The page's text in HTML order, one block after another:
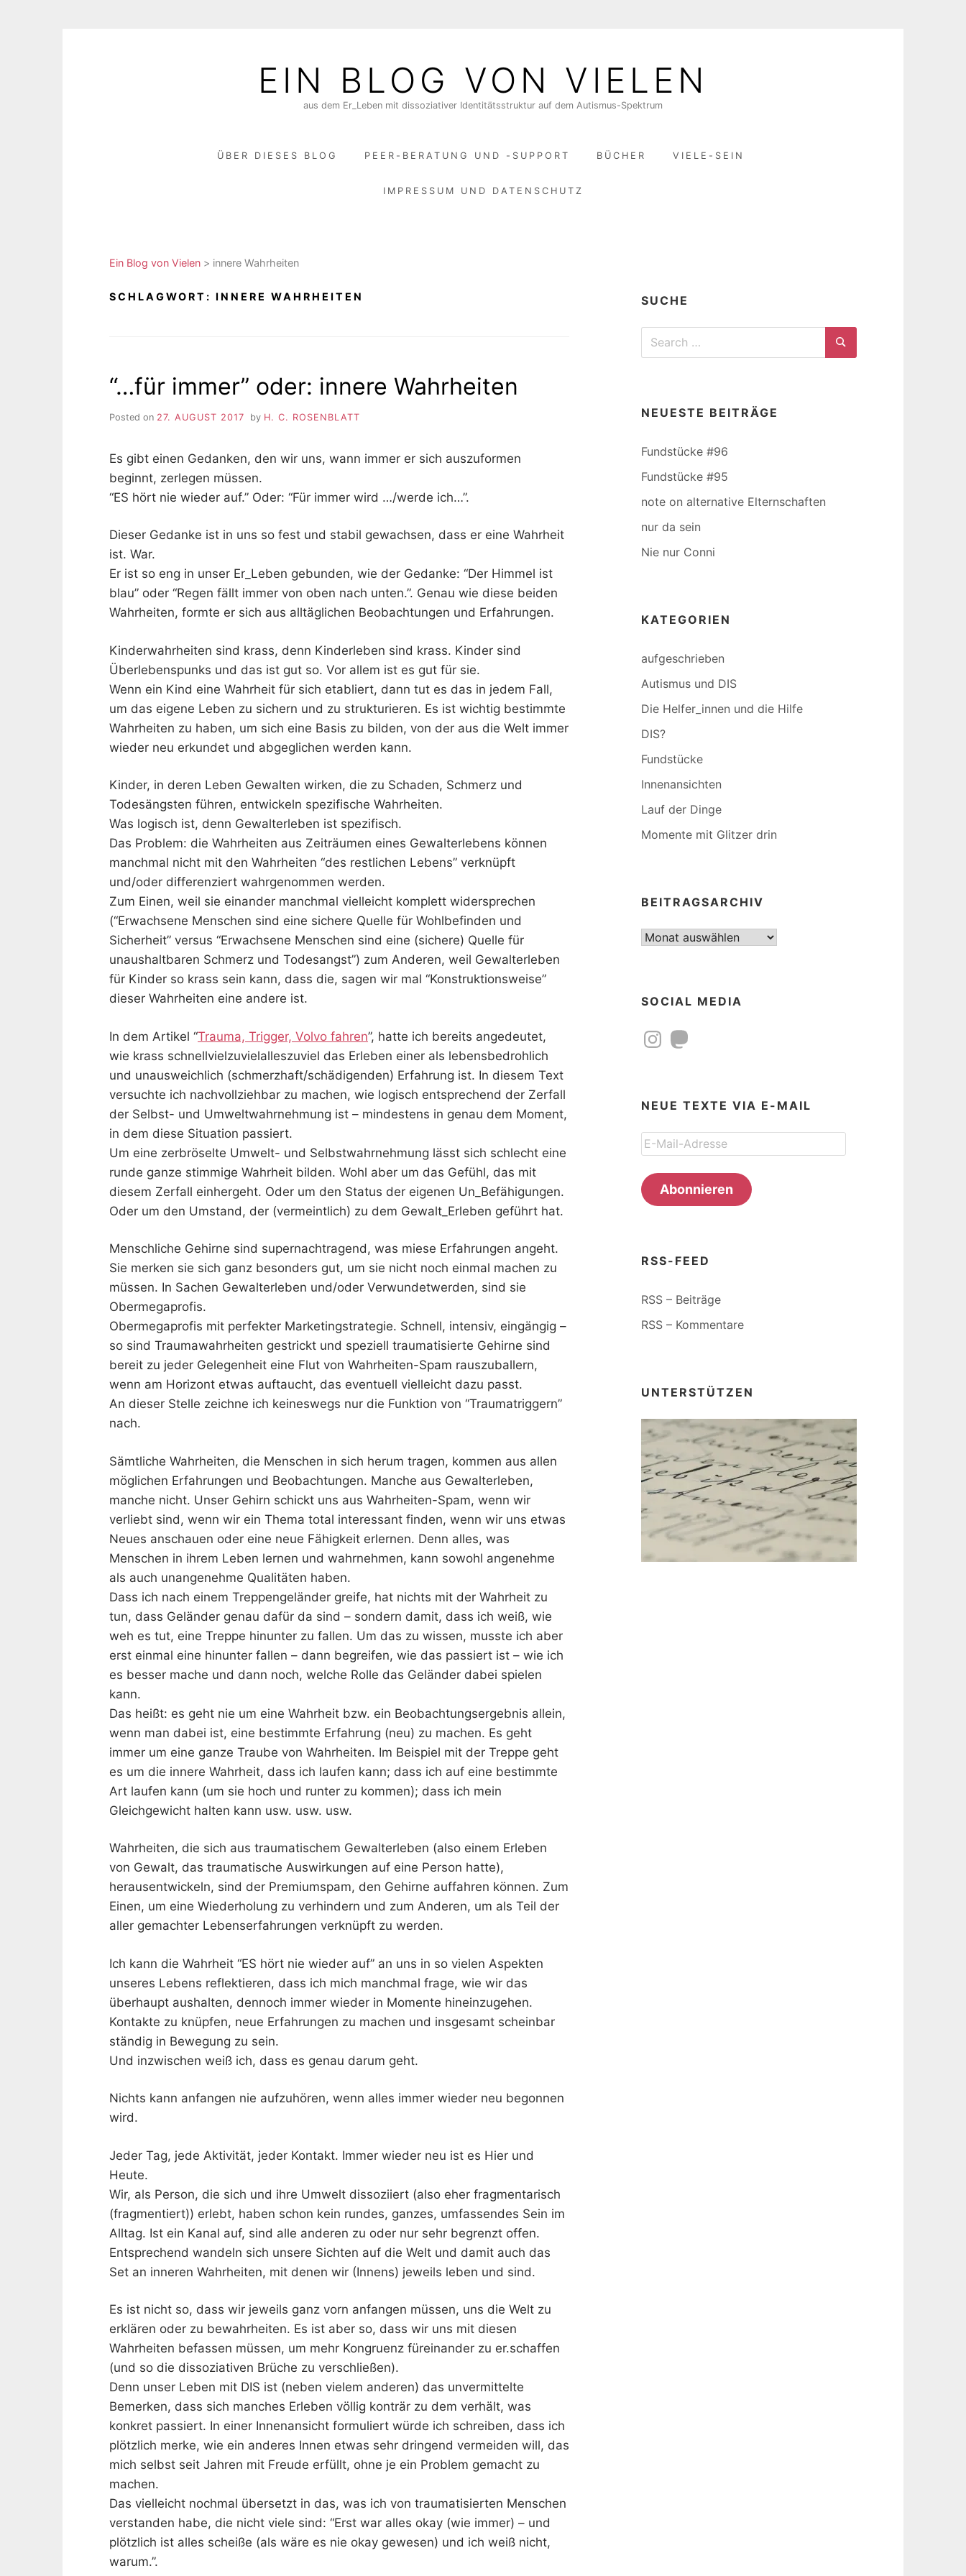
EIN BLOG VON VIELEN
aus dem Er_Leben mit dissoziativer Identitätsstruktur auf dem Autismus-Spektrum
ÜBER DIESES BLOG PEER-BERATUNG UND -SUPPORT BÜCHER VIELE-SEIN
IMPRESSUM UND DATENSCHUTZ
Ein Blog von Vielen > innere Wahrheiten
SCHLAGWORT: INNERE WAHRHEITEN
“…für immer” oder: innere Wahrheiten
Posted on 27. AUGUST 2017 by H. C. ROSENBLATT
Es gibt einen Gedanken, den wir uns, wann immer er sich auszuformen
beginnt, zerlegen müssen.
“ES hört nie wieder auf.” Oder: “Für immer wird …/werde ich…”.
Dieser Gedanke ist in uns so fest und stabil gewachsen, dass er eine Wahrheit
ist. War.
Er ist so eng in unser Er_Leben gebunden, wie der Gedanke: “Der Himmel ist
blau” oder “Regen fällt immer von oben nach unten.”. Genau wie diese beiden
Wahrheiten, formte er sich aus alltäglichen Beobachtungen und Erfahrungen.
Kinderwahrheiten sind krass, denn Kinderleben sind krass. Kinder sind
Überlebenspunks und das ist gut so. Vor allem ist es gut für sie.
Wenn ein Kind eine Wahrheit für sich etabliert, dann tut es das in jedem Fall,
um das eigene Leben zu sichern und zu strukturieren. Es ist wichtig bestimmte
Wahrheiten zu haben, um sich eine Basis zu bilden, von der aus die Welt immer
wieder neu erkundet und abgeglichen werden kann.
Kinder, in deren Leben Gewalten wirken, die zu Schaden, Schmerz und
Todesängsten führen, entwickeln spezifische Wahrheiten.
Was logisch ist, denn Gewalterleben ist spezifisch.
Das Problem: die Wahrheiten aus Zeiträumen eines Gewalterlebens können
manchmal nicht mit den Wahrheiten “des restlichen Lebens” verknüpft
und/oder differenziert wahrgenommen werden.
Zum Einen, weil sie einander manchmal vielleicht komplett widersprechen
(“Erwachsene Menschen sind eine sichere Quelle für Wohlbefinden und
Sicherheit” versus “Erwachsene Menschen sind eine (sichere) Quelle für
unaushaltbaren Schmerz und Todesangst”) zum Anderen, weil Gewalterleben
für Kinder so krass sein kann, dass die, sagen wir mal “Konstruktionsweise”
dieser Wahrheiten eine andere ist.
In dem Artikel “Trauma, Trigger, Volvo fahren”, hatte ich bereits angedeutet,
wie krass schnellvielzuvielalleszuviel das Erleben einer als lebensbedrohlich
und unausweichlich (schmerzhaft/schädigenden) Erfahrung ist. In diesem Text
versuchte ich nachvollziehbar zu machen, wie logisch entsprechend der Zerfall
der Selbst- und Umweltwahrnehmung ist – mindestens in genau dem Moment,
in dem diese Situation passiert.
Um eine zerbröselte Umwelt- und Selbstwahrnehmung lässt sich schlecht eine
runde ganze stimmige Wahrheit bilden. Wohl aber um das Gefühl, das mit
diesem Zerfall einhergeht. Oder um den Status der eigenen Un_Befähigungen.
Oder um den Umstand, der (vermeintlich) zu dem Gewalt_Erleben geführt hat.
Menschliche Gehirne sind supernachtragend, was miese Erfahrungen angeht.
Sie merken sie sich ganz besonders gut, um sie nicht noch einmal machen zu
müssen. In Sachen Gewalterleben und/oder Verwundetwerden, sind sie
Obermegaprofis.
Obermegaprofis mit perfekter Marketingstrategie. Schnell, intensiv, eingängig –
so sind Traumawahrheiten gestrickt und speziell traumatisierte Gehirne sind
bereit zu jeder Gelegenheit eine Flut von Wahrheiten-Spam rauszuballern,
wenn am Horizont etwas auftaucht, das eventuell vielleicht dazu passt.
An dieser Stelle zeichne ich keineswegs nur die Funktion von “Traumatriggern”
nach.
Sämtliche Wahrheiten, die Menschen in sich herum tragen, kommen aus allen
möglichen Erfahrungen und Beobachtungen. Manche aus Gewalterleben,
manche nicht. Unser Gehirn schickt uns aus Wahrheiten-Spam, wenn wir
verliebt sind, wenn wir ein Thema total interessant finden, wenn wir uns etwas
Neues anschauen oder eine neue Fähigkeit erlernen. Denn alles, was
Menschen in ihrem Leben lernen und wahrnehmen, kann sowohl angenehme
als auch unangenehme Qualitäten haben.
Dass ich nach einem Treppengeländer greife, hat nichts mit der Wahrheit zu
tun, dass Geländer genau dafür da sind – sondern damit, dass ich weiß, wie
weh es tut, eine Treppe hinunter zu fallen. Um das zu wissen, musste ich aber
erst einmal eine hinunter fallen – dann begreifen, wie das passiert ist – wie ich
es besser mache und dann noch, welche Rolle das Geländer dabei spielen
kann.
Das heißt: es geht nie um eine Wahrheit bzw. ein Beobachtungsergebnis allein,
wenn man dabei ist, eine bestimmte Erfahrung (neu) zu machen. Es geht
immer um eine ganze Traube von Wahrheiten. Im Beispiel mit der Treppe geht
es um die innere Wahrheit, dass ich laufen kann; dass ich auf eine bestimmte
Art laufen kann (um sie hoch und runter zu kommen); dass ich mein
Gleichgewicht halten kann usw. usw. usw.
Wahrheiten, die sich aus traumatischem Gewalterleben (also einem Erleben
von Gewalt, das traumatische Auswirkungen auf eine Person hatte),
herausentwickeln, sind der Premiumspam, den Gehirne auffahren können. Zum
Einen, um eine Wiederholung zu verhindern und zum Anderen, um als Teil der
aller gemachter Lebenserfahrungen verknüpft zu werden.
Ich kann die Wahrheit “ES hört nie wieder auf” an uns in so vielen Aspekten
unseres Lebens reflektieren, dass ich mich manchmal frage, wie wir das
überhaupt aushalten, dennoch immer wieder in Momente hineinzugehen.
Kontakte zu knüpfen, neue Erfahrungen zu machen und insgesamt scheinbar
ständig in Bewegung zu sein.
Und inzwischen weiß ich, dass es genau darum geht.
Nichts kann anfangen nie aufzuhören, wenn alles immer wieder neu begonnen
wird.
Jeder Tag, jede Aktivität, jeder Kontakt. Immer wieder neu ist es Hier und
Heute.
Wir, als Person, die sich und ihre Umwelt dissoziiert (also eher fragmentarisch
(fragmentiert)) erlebt, haben schon kein rundes, ganzes, umfassendes Sein im
Alltag. Ist ein Kanal auf, sind alle anderen zu oder nur sehr begrenzt offen.
Entsprechend wandeln sich unsere Sichten auf die Welt und damit auch das
Set an inneren Wahrheiten, mit denen wir (Innens) jeweils leben und sind.
Es ist nicht so, dass wir jeweils ganz vorn anfangen müssen, uns die Welt zu
erklären oder zu bewahrheiten. Es ist aber so, dass wir uns mit diesen
Wahrheiten befassen müssen, um mehr Kongruenz füreinander zu er.schaffen
(und so die dissoziativen Brüche zu verschließen).
Denn unser Leben mit DIS ist (neben vielem anderen) das unvermittelte
Bemerken, dass sich manches Erleben völlig konträr zu dem verhält, was
konkret passiert. In einer Innenansicht formuliert würde ich schreiben, dass ich
plötzlich merke, wie ein anderes Innen etwas sehr dringend vermeiden will, das
mich selbst seit Jahren mit Freude erfüllt, ohne je ein Problem gemacht zu
machen.
Das vielleicht nochmal übersetzt in das, was ich von traumatisierten Menschen
verstanden habe, die nicht viele sind: “Erst war alles okay (wie immer) – und
plötzlich ist alles scheiße (als wäre es nie okay gewesen) und ich weiß nicht,
warum.”.
SUCHE
Search
Search
NEUESTE BEITRÄGE
Fundstücke #96
Fundstücke #95
note on alternative Elternschaften
nur da sein
Nie nur Conni
KATEGORIEN
aufgeschrieben
Autismus und DIS
Die Helfer_innen und die Hilfe
DIS?
Fundstücke
Innenansichten
Lauf der Dinge
Momente mit Glitzer drin
BEITRAGSARCHIV
Beitragsarchiv
SOCIAL MEDIA
InstagramMastodon
NEUE TEXTE VIA E-MAIL
E-
Mail-
Adresse
Abonnieren
RSS-FEED
RSS – Beiträge
RSS – Kommentare
UNTERSTÜTZEN